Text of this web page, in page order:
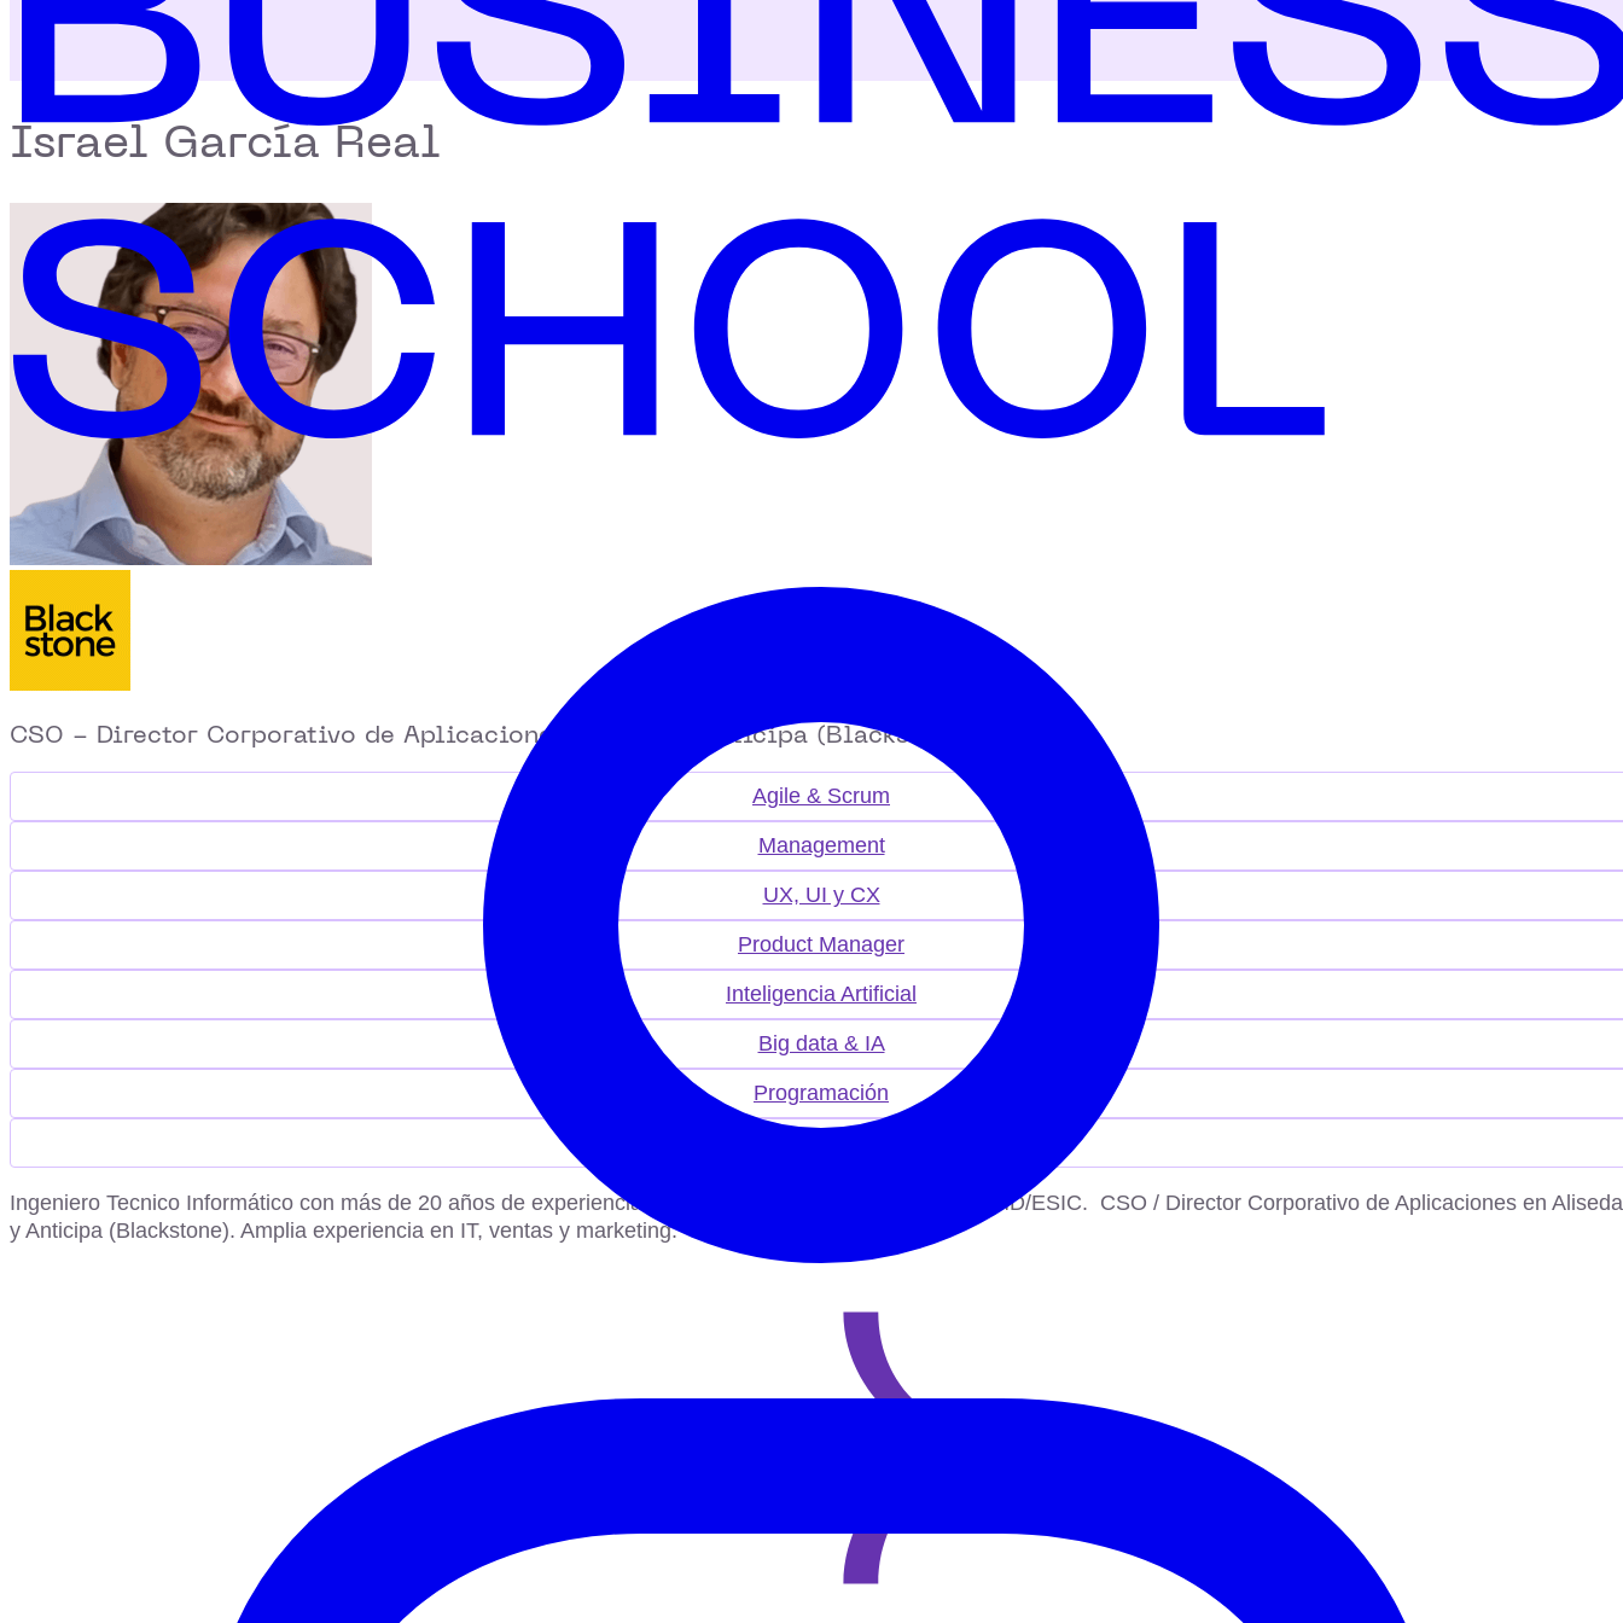
Israel García Real
CSO - Director Corporativo de Aplicaciones Aliseda y Anticipa (Blackstone)
Agile & Scrum
Management
UX, UI y CX
Product Manager
Inteligencia Artificial
Big data & IA
Programación
Ingeniero Tecnico Informático con más de 20 años de experiencia. Master en Digital Business por ICEMD/ESIC. CSO / Director Corporativo de Aplicaciones en Aliseda
y Anticipa (Blackstone). Amplia experiencia en IT, ventas y marketing.